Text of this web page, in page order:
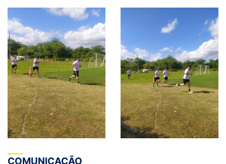
COMUNICAÇÃO